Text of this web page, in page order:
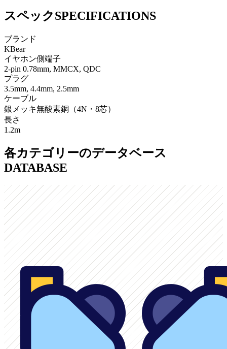
スペックSPECIFICATIONS
ブランド
KBear
イヤホン側端子
2-pin 0.78mm, MMCX, QDC
プラグ
3.5mm, 4.4mm, 2.5mm
ケーブル
銀メッキ無酸素銅（4N・8芯）
長さ
1.2m
各カテゴリーのデータベース
DATABASE